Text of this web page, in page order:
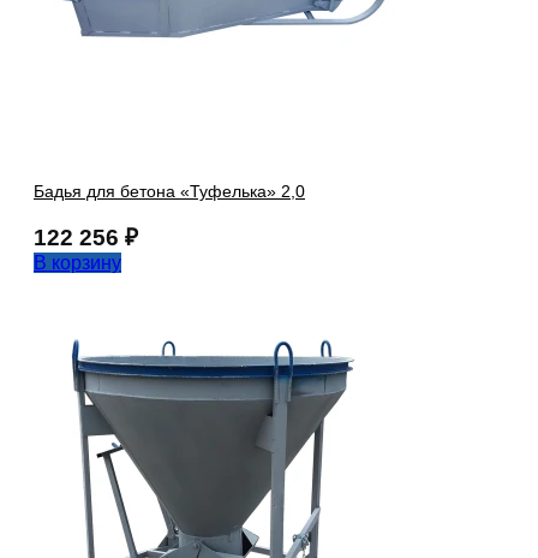
Бадья для бетона «Туфелька» 2,0
122 256 ₽
В корзину